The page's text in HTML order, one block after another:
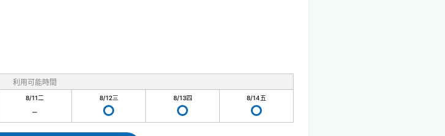
利用可能時間
8/11二 8/12三 8/13四 8/14五